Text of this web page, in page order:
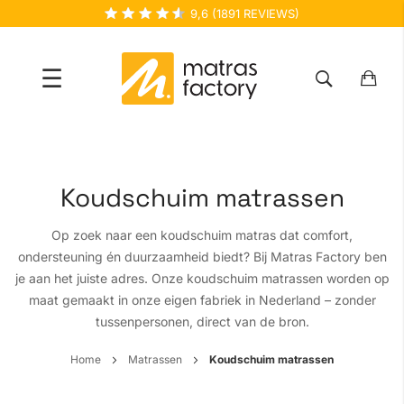
9,6 (1891 REVIEWS)
☰
Koudschuim matrassen
Op zoek naar een koudschuim matras dat comfort,
ondersteuning én duurzaamheid biedt? Bij Matras Factory ben
je aan het juiste adres. Onze koudschuim matrassen worden op
maat gemaakt in onze eigen fabriek in Nederland – zonder
tussenpersonen, direct van de bron.
Home Matrassen Koudschuim matrassen